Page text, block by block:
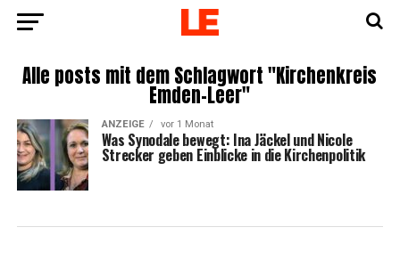
Alle posts mit dem Schlagwort "Kirchenkreis
Emden-Leer"
ANZEIGE vor 1 Monat
Was Syn­oda­le bewegt: Ina Jäckel und Nico­le
Stre­cker geben Ein­bli­cke in die Kirchenpolitik